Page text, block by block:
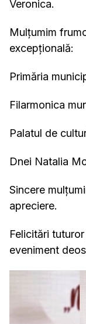
Veronica.
Mulțumim
excepțională:
Primăria
Filarmonica
Palatul de
Dnei Natalia
Sincere
apreciere.
Felicitări
eveniment